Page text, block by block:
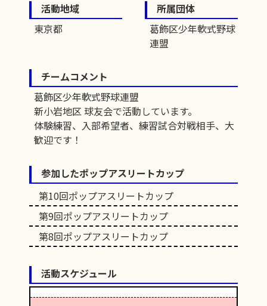
活動地域
東京都
所属団体
葛飾区少年軟式野球
連盟
チームコメント
葛飾区少年軟式野球連盟
新小岩地区 球友会で活動しています。
体験練習、入部希望者、練習試合対戦相手、大
歓迎です！
参加したポップアスリートカップ
第10回ポップアスリートカップ
第9回ポップアスリートカップ
第8回ポップアスリートカップ
活動スケジュール